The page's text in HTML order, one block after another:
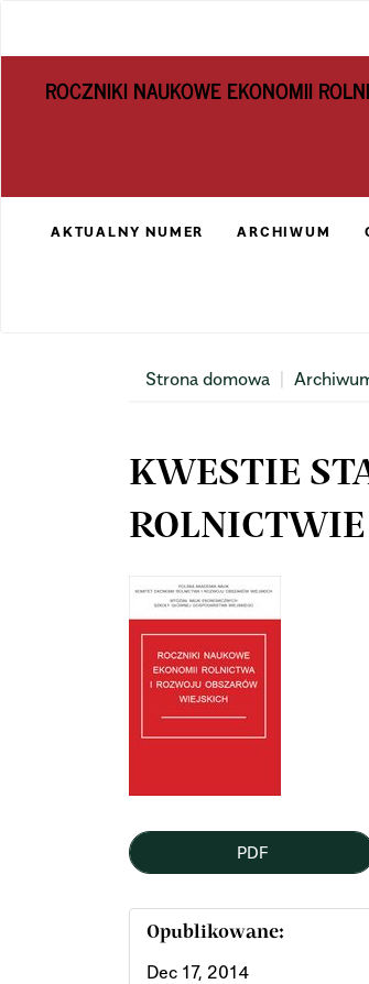
Content
ROCZNIKI NAUKOWE EKONOMII
AKTUALNY NUMER ARCHIWUM
Strona domowa
KWESTIE
ROLNICTWIE
Article
Sidebar
PDF
Opublikowane:
Dec 17, 2014